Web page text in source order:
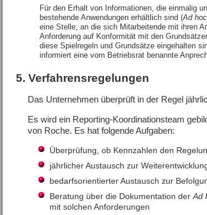
Für den Erhalt von Informationen, die einmalig
bestehende Anwendungen erhältlich sind (Ad hoc
eine Stelle, an die sich Mitarbeitende mit ihren
Anforderung auf Konformität mit den
diese Spielregeln und Grundsätze eingehalten
informiert eine vom Betriebsrat benannte
5. Verfahrensregelungen
Das Unternehmen überprüft in der Regel
Es wird ein Reporting-Koordinationsteam
von Roche. Es hat folgende Aufgaben:
Überprüfung, ob Kennzahlen den
jährlicher Austausch zur
bedarfsorientierter Austausch zur
Beratung über die Dokumentation derAd
mit solchen Anforderungen